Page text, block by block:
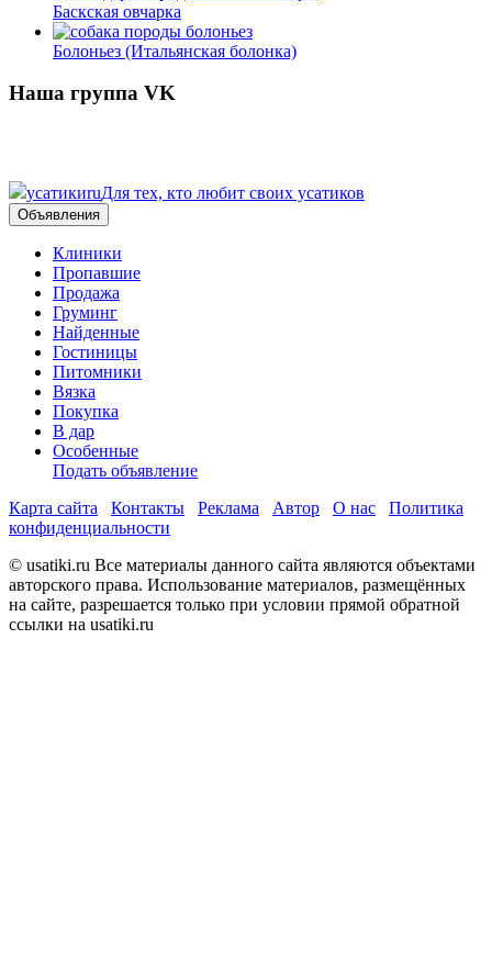
Баскская овчарка
Болоньез (Итальянская болонка)
Наша группа VK
усатикиruДля тех, кто любит своих усатиков
Объявления
Клиники
Пропавшие
Продажа
Груминг
Найденные
Гостиницы
Питомники
Вязка
Покупка
В дар
Особенные
Подать объявление
Карта сайта
Контакты Реклама Автор О нас
Политика
конфиденциальности
© usatiki.ru Все материалы данного сайта являются объектами
авторского права. Использование материалов, размещённых
на сайте, разрешается только при условии прямой обратной
ссылки на usatiki.ru